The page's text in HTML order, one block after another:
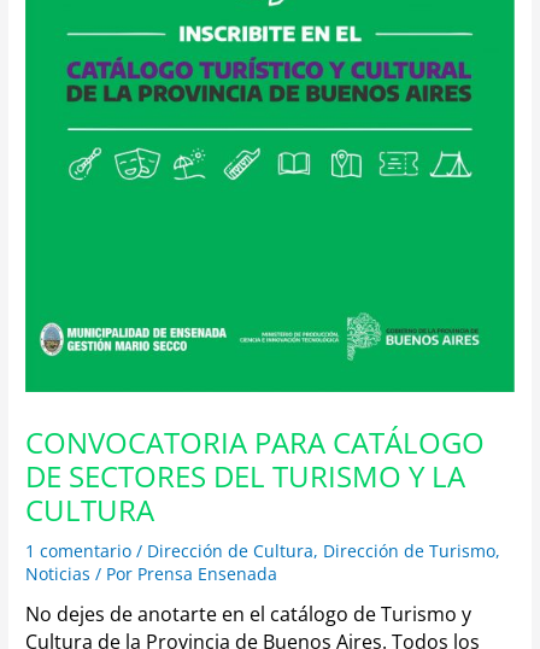
CONVOCATORIA PARA CATÁLOGO
DE SECTORES DEL TURISMO Y LA
CULTURA
1 comentario / Dirección de Cultura, Dirección de Turismo,
Noticias / Por Prensa Ensenada
No dejes de anotarte en el catálogo de Turismo y
Cultura de la Provincia de Buenos Aires.Todos los